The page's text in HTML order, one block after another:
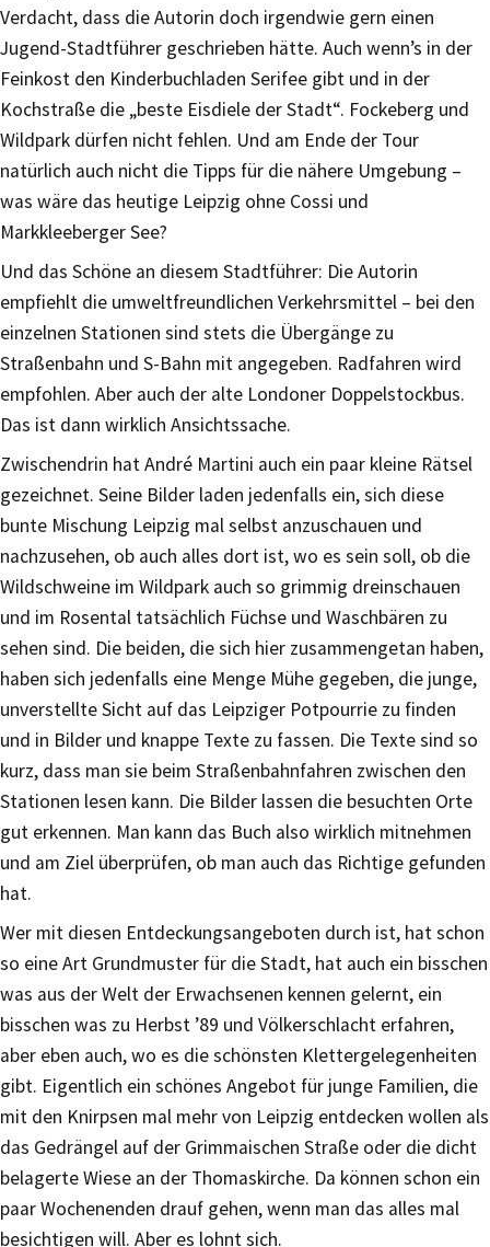
Verdacht, dass die Autorin doch irgendwie gern einen
Jugend-Stadtführer geschrieben hätte. Auch wenn’s in der
Feinkost den Kinderbuchladen Serifee gibt und in der
Kochstraße die „beste Eisdiele der Stadt“. Fockeberg und
Wildpark dürfen nicht fehlen. Und am Ende der Tour
natürlich auch nicht die Tipps für die nähere Umgebung –
was wäre das heutige Leipzig ohne Cossi und
Markkleeberger See?
Und das Schöne an diesem Stadtführer: Die Autorin
empfiehlt die umweltfreundlichen Verkehrsmittel – bei den
einzelnen Stationen sind stets die Übergänge zu
Straßenbahn und S-Bahn mit angegeben. Radfahren wird
empfohlen. Aber auch der alte Londoner Doppelstockbus.
Das ist dann wirklich Ansichtssache.
Zwischendrin hat André Martini auch ein paar kleine Rätsel
gezeichnet. Seine Bilder laden jedenfalls ein, sich diese
bunte Mischung Leipzig mal selbst anzuschauen und
nachzusehen, ob auch alles dort ist, wo es sein soll, ob die
Wildschweine im Wildpark auch so grimmig dreinschauen
und im Rosental tatsächlich Füchse und Waschbären zu
sehen sind. Die beiden, die sich hier zusammengetan haben,
haben sich jedenfalls eine Menge Mühe gegeben, die junge,
unverstellte Sicht auf das Leipziger Potpourrie zu finden
und in Bilder und knappe Texte zu fassen. Die Texte sind so
kurz, dass man sie beim Straßenbahnfahren zwischen den
Stationen lesen kann. Die Bilder lassen die besuchten Orte
gut erkennen. Man kann das Buch also wirklich mitnehmen
und am Ziel überprüfen, ob man auch das Richtige gefunden
hat.
Wer mit diesen Entdeckungsangeboten durch ist, hat schon
so eine Art Grundmuster für die Stadt, hat auch ein bisschen
was aus der Welt der Erwachsenen kennen gelernt, ein
bisschen was zu Herbst ’89 und Völkerschlacht erfahren,
aber eben auch, wo es die schönsten Klettergelegenheiten
gibt. Eigentlich ein schönes Angebot für junge Familien, die
mit den Knirpsen mal mehr von Leipzig entdecken wollen als
das Gedrängel auf der Grimmaischen Straße oder die dicht
belagerte Wiese an der Thomaskirche. Da können schon ein
paar Wochenenden drauf gehen, wenn man das alles mal
besichtigen will. Aber es lohnt sich.